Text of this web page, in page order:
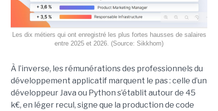
Les dix métiers qui ont enregistré les plus fortes hausses de salaires
entre 2025 et 2026. (Source: Sikkhom)
À l’inverse, les rémunérations des professionnels du
développement applicatif marquent le pas : celle d’un
développeur Java ou Python s’établit autour de 45
k€, en léger recul, signe que la production de code